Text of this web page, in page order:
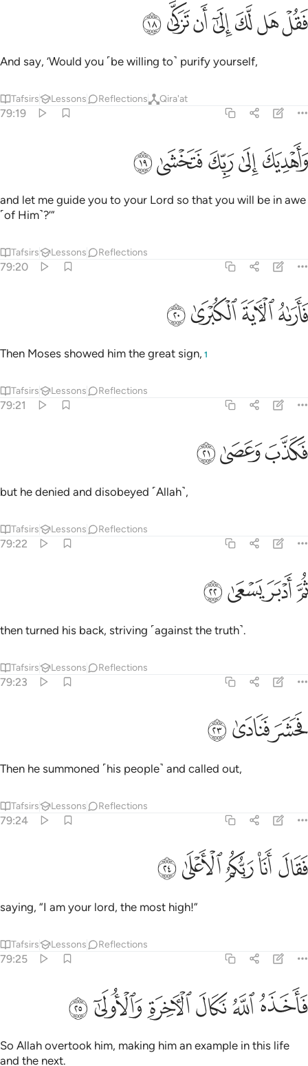
فقل هل لك الى ان تزكى ١٨
فَقُلْ هَل لَّكَ إِلَىٰٓ أَن تَزَكَّىٰ ١٨
ﱇﱈﱉﱊﱋﱌﱍ
And say, ‘Would you ˹be willing to˺ purify yourself,
Tafsirs Lessons Reflections Qira'at
79:19
واهديك الى ربك فتخشى ١٩
وَأَهْدِيَكَ إِلَىٰ رَبِّكَ فَتَخْشَىٰ ١٩
ﱎﱏﱐﱑﱒ
and let me guide you to your Lord so that you will be in awe
˹of Him˺?’”
Tafsirs Lessons Reflections
79:20
فاراه الاية الكبرى ٢٠
فَأَرَىٰهُ ٱلْـَٔايَةَ ٱلْكُبْرَىٰ ٢٠
ﱓﱔﱕﱖ
Then Moses showed him the great sign, 1
Tafsirs Lessons Reflections
79:21
فكذب وعصى ٢١
فَكَذَّبَ وَعَصَىٰ ٢١
ﱗﱘﱙ
but he denied and disobeyed ˹Allah˺,
Tafsirs Lessons Reflections
79:22
ثم ادبر يسعى ٢٢
ثُمَّ أَدْبَرَ يَسْعَىٰ ٢٢
ﱚﱛﱜﱝ
then turned his back, striving ˹against the truth˺.
Tafsirs Lessons Reflections
79:23
فحشر فنادى ٢٣
فَحَشَرَ فَنَادَىٰ ٢٣
ﱞﱟﱠ
Then he summoned ˹his people˺ and called out,
Tafsirs Lessons Reflections
79:24
فقال انا ربكم الاعلى ٢٤
فَقَالَ أَنَا۠ رَبُّكُمُ ٱلْأَعْلَىٰ ٢٤
ﱡﱢﱣﱤﱥ
saying, “I am your lord, the most high!”
Tafsirs Lessons Reflections
79:25
فاخذه الله نكال الاخرة والاولى ٢٥
فَأَخَذَهُ ٱللَّهُ نَكَالَ ٱلْـَٔاخِرَةِ وَٱلْأُولَىٰٓ ٢٥
ﱦﱧﱨﱩﱪﱫ
So Allah overtook him, making him an example in this life
and the next.